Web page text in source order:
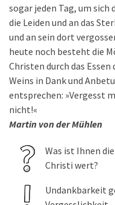
sogar jeden Tag, um sich
die Leiden und an das
und an sein dort
heute noch besteht die
Christen durch das Essen
Weins in Dank und
entsprechen: »Vergesst
nicht!«
Martin von der Mühlen
Was ist Ihnen
Christi wert?
Undankbarkeit